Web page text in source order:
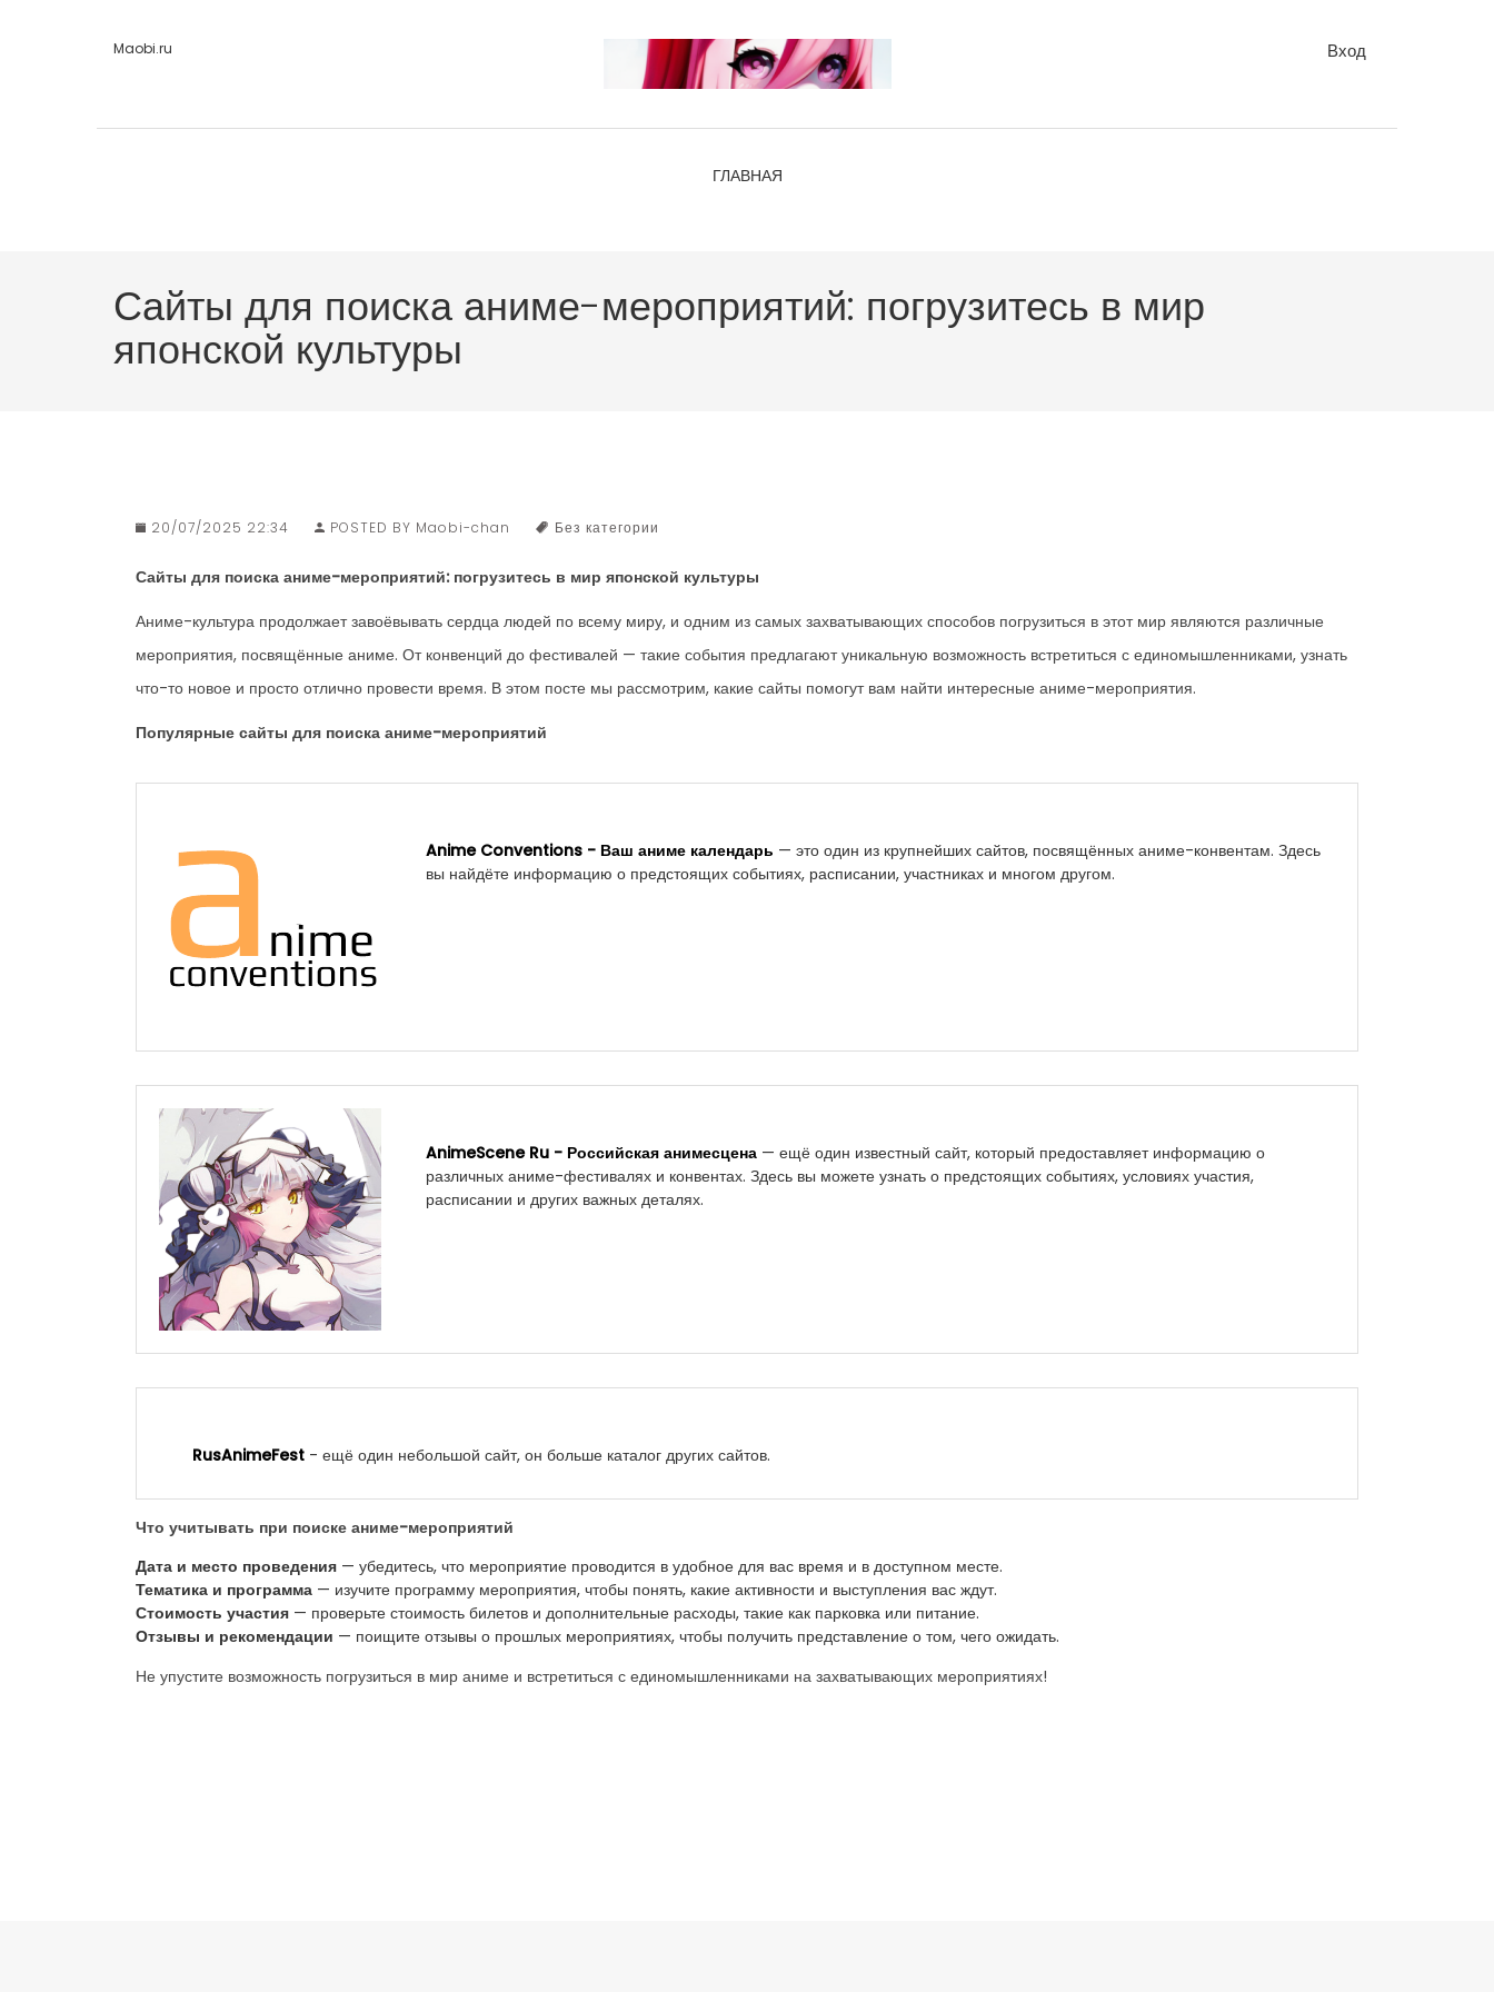
Maobi.ru Вход
ГЛАВНАЯ
Сайты для поиска аниме-мероприятий: погрузитесь в мир
японской культуры
20/07/2025 22:34 POSTED BY Maobi-chan Без категории
Сайты для поиска аниме-мероприятий: погрузитесь в мир японской культуры
Аниме-культура продолжает завоёвывать сердца людей по всему миру, и одним из самых захватывающих способов погрузиться в этот мир являются различные
мероприятия, посвящённые аниме. От конвенций до фестивалей — такие события предлагают уникальную возможность встретиться с единомышленниками, узнать
что-то новое и просто отлично провести время. В этом посте мы рассмотрим, какие сайты помогут вам найти интересные аниме-мероприятия.
Популярные сайты для поиска аниме-мероприятий
Anime Conventions - Ваш аниме календарь — это один из крупнейших сайтов, посвящённых аниме-конвентам. Здесь
вы найдёте информацию о предстоящих событиях, расписании, участниках и многом другом.
AnimeScene Ru - Российская анимесцена — ещё один известный сайт, который предоставляет информацию о
различных аниме-фестивалях и конвентах. Здесь вы можете узнать о предстоящих событиях, условиях участия,
расписании и других важных деталях.
RusAnimeFest - ещё один небольшой сайт, он больше каталог других сайтов.
Что учитывать при поиске аниме-мероприятий
Дата и место проведения — убедитесь, что мероприятие проводится в удобное для вас время и в доступном месте.
Тематика и программа — изучите программу мероприятия, чтобы понять, какие активности и выступления вас ждут.
Стоимость участия — проверьте стоимость билетов и дополнительные расходы, такие как парковка или питание.
Отзывы и рекомендации — поищите отзывы о прошлых мероприятиях, чтобы получить представление о том, чего ожидать.
Не упустите возможность погрузиться в мир аниме и встретиться с единомышленниками на захватывающих мероприятиях!